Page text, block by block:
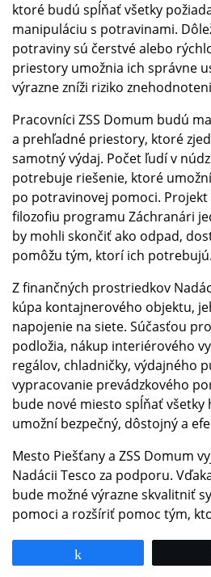
ktoré budú spĺňať všetky
manipuláciu s potravinami.
potraviny sú čerstvé alebo
priestory umožnia ich správne
výrazne zníži riziko
Pracovníci ZSS Domum budú
a prehľadné priestory, ktoré
samotný výdaj. Počet ľudí v
potrebuje riešenie, ktoré
po potravinovej pomoci.
filozofiu programu Záchranári
by mohli skončiť ako odpad,
pomôžu tým, ktorí ich potrebujú.
Z finančných prostriedkov
kúpa kontajnerového objektu,
napojenie na siete. Súčasťou
podložia, nákup interiérového
regálov, chladničky, výdajného
vypracovanie prevádzkového
bude nové miesto spĺňať všetky
umožní bezpečný, dôstojný a
Mesto Piešťany a ZSS Domum
Nadácii Tesco za podporu.
bude možné výrazne skvalitniť
pomoci a rozšíriť pomoc tým,